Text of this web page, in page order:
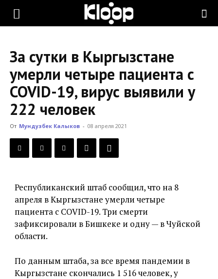
KLOOP.KG
Новости
Кыргызстана
За сутки в Кыргызстане
умерли четыре пациента с
COVID-19, вирус выявили у
222 человек
От Мундузбек Калыков - 08 апреля 2021
Республиканский штаб сообщил, что на 8
апреля в Кыргызстане умерли четыре
пациента с COVID-19. Три смерти
зафиксировали в Бишкеке и одну — в Чуйской
области.
По данным штаба, за все время пандемии в
Кыргызстане скончались 1 516 человек, у